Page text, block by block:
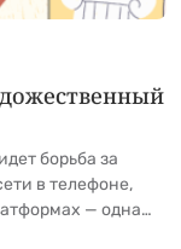
борьба за
в телефоне,
— одна